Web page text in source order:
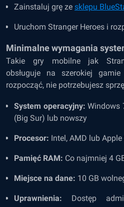
Zainstaluj grę ze sklepu
Uruchom Stranger Heroes i
Minimalne wymagania
Takie gry mobilne jak
obsługuje na szerokiej
rozpocząć, nie potrzebujesz
System operacyjny:Windows
(Big Sur) lub nowszy
Procesor: Intel, AMD lub
Pamięć RAM: Co najmniej 4
Miejsce na dane: 10 GB
Uprawnienia: Dostęp